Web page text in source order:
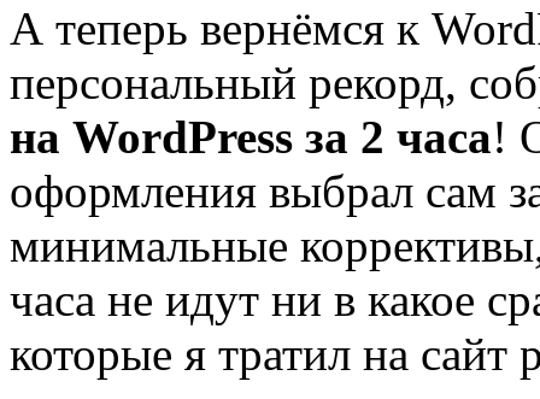
А теперь вернёмся к
персональный рекорд,
на WordPress за 2 часа!
оформления выбрал сам
минимальные
часа не идут ни в какое
которые я тратил на сайт